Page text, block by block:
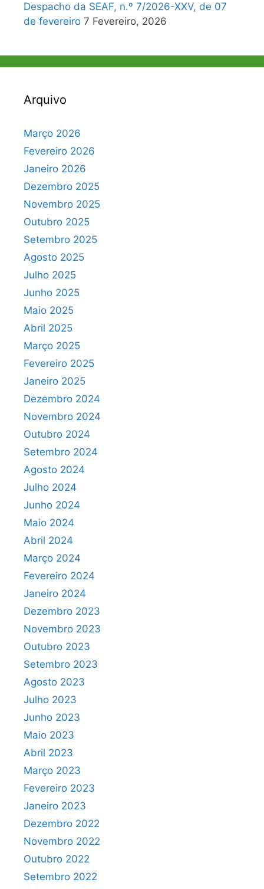
Despacho da SEAF, n.º 7/2026-XXV, de 07
de fevereiro 7 Fevereiro, 2026
Arquivo
Março 2026
Fevereiro 2026
Janeiro 2026
Dezembro 2025
Novembro 2025
Outubro 2025
Setembro 2025
Agosto 2025
Julho 2025
Junho 2025
Maio 2025
Abril 2025
Março 2025
Fevereiro 2025
Janeiro 2025
Dezembro 2024
Novembro 2024
Outubro 2024
Setembro 2024
Agosto 2024
Julho 2024
Junho 2024
Maio 2024
Abril 2024
Março 2024
Fevereiro 2024
Janeiro 2024
Dezembro 2023
Novembro 2023
Outubro 2023
Setembro 2023
Agosto 2023
Julho 2023
Junho 2023
Maio 2023
Abril 2023
Março 2023
Fevereiro 2023
Janeiro 2023
Dezembro 2022
Novembro 2022
Outubro 2022
Setembro 2022